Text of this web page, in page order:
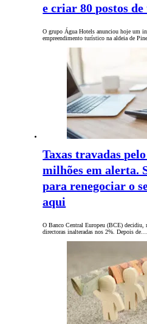
e criar 80 postos
O grupo Água Hotels anunciou hoje um
empreendimento turístico na aldeia de
Taxas travadas
milhões em alerta.
para renegociar o
aqui
O Banco Central Europeu (BCE) decidiu,
directoras inalteradas nos 2%. Depois de…